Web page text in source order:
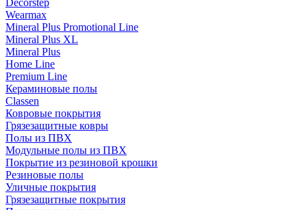
Decorstep
Wearmax
Mineral Plus Promotional Line
Mineral Plus XL
Mineral Plus
Home Line
Premium Line
Кераминовые полы
Classen
Ковровые покрытия
Грязезащитные ковры
Полы из ПВХ
Модульные полы из ПВХ
Покрытие из резиновой крошки
Резиновые полы
Уличные покрытия
Грязезащитные покрытия